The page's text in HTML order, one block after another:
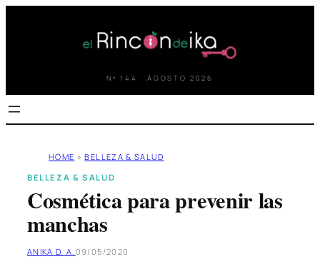
Nº 144 · AGOSTO 2026
HOME » BELLEZA & SALUD
BELLEZA & SALUD
Cosmética para prevenir las
manchas
ANIKA D. A. 09/05/2020